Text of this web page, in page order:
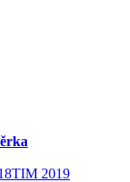
TIM 2019